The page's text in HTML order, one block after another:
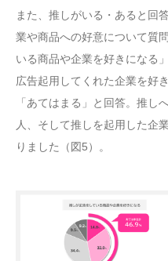
また、推しがいる・あると回
業や商品への好意について質
いる商品や企業を好きになる
広告起用してくれた企業を好
「あてはまる」と回答。推し
人、そして推しを起用した企
りました（図5）。